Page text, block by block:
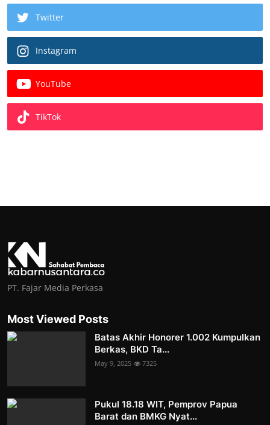
Twitter
Instagram
YouTube
TikTok
PT. Fajar Media Perkasa
Most Viewed Posts
Batas Akhir Honorer 1.002 Kumpulkan
Berkas, BKD Ta...
May 9, 2025 7325
Pukul 18.18 WIT, Pemprov Papua
Barat dan BMKG Nyat...